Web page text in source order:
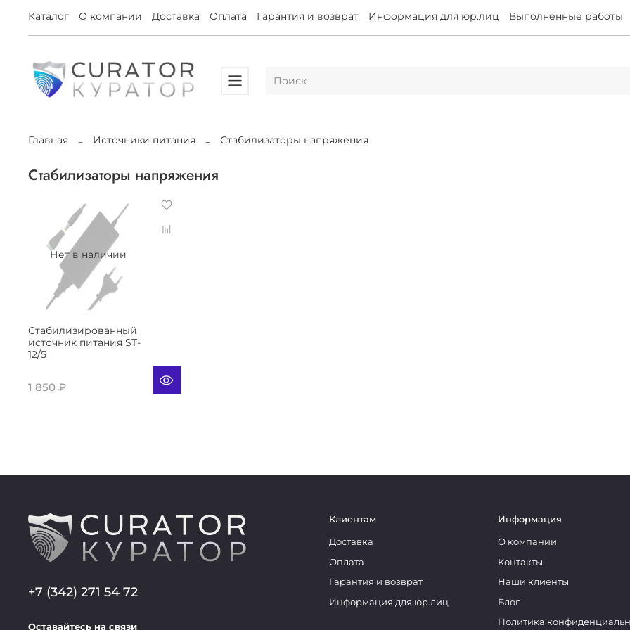
Каталог О компании Доставка Оплата Гарантия и возврат Информация для юр.лиц Выполненные работы
Главная Источники питания Стабилизаторы напряжения
Стабилизаторы напряжения
Нет в наличии
Стабилизированный
источник питания ST-
12/5
1 850 ₽
Клиентам
Доставка
Оплата
Гарантия и возврат
Информация для юр.лиц
Информация
О компании
Контакты
Наши клиенты
Блог
Политика
+7 (342) 271 54 72
Оставайтесь на связи